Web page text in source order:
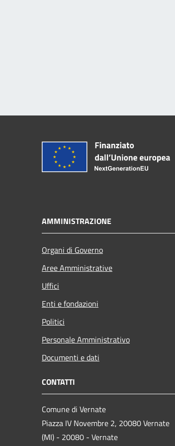
AMMINISTRAZIONE
Organi di Governo
Aree Amministrative
Uffici
Enti e fondazioni
Politici
Personale Amministrativo
Documenti e dati
CONTATTI
Comune di Vernate
Piazza IV Novembre 2, 20080 Vernate
(MI) - 20080 - Vernate